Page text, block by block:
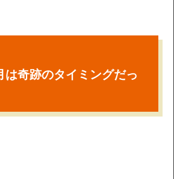
奇跡のタイミングだっ